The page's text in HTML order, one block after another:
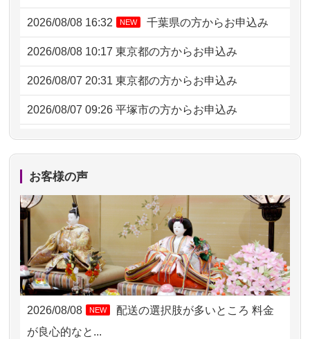
2026/08/08 16:32 NEW 千葉県の方からお申込み
2026/08/08 10:17 東京都の方からお申込み
2026/08/07 20:31 東京都の方からお申込み
2026/08/07 09:26 平塚市の方からお申込み
2026/08/06 21:28 埼玉県の方からお申込み
2026/08/06 17:56
2026/08/06 10:06 茨城県の方からお申込み
2026/08/06 09:17 三重県の方からお申込み
2026/08/06 06:48 横浜市の方からお申込み
2026/08/05 15:07 東京都の方からお申込み
2026/08/05 11:33 神奈川の方からお申込み
お客様の声
2026/08/08 NEW
配送の選択肢が多いところ 料金
が良心的なと...